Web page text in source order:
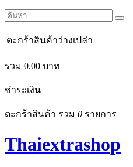
ตะกร้าสินค้าว่างเปล่า
รวม 0.00 บาท
ชำระเงิน
ตะกร้าสินค้า รวม 0 รายการ
Thaiextrashop